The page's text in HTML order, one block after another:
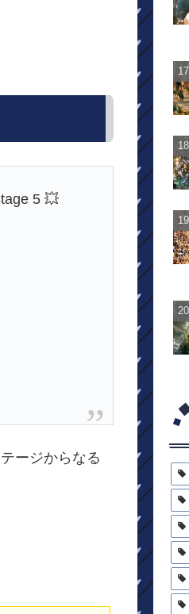
5 💥
ージからなる